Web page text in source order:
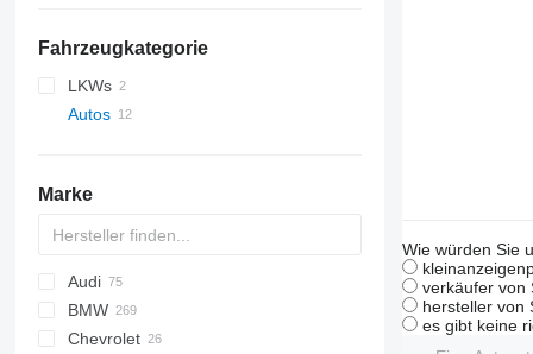
Fahrzeugkategorie
LKWs
Autos
Marke
Audi
A-series
Q-series
BMW
1-Series
Chevrolet
Wie würden Sie
verkäufer von
hersteller von
es gibt keine